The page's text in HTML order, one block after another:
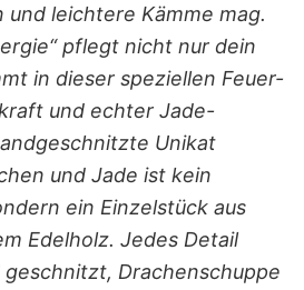
und leichtere Kämme mag.
pflegt nicht nur dein
in dieser speziellen Feuer-
und echter Jade-
Unikat
und Jade ist kein
ein Einzelstück aus
Edelholz. Jedes Detail
Drachenschuppe